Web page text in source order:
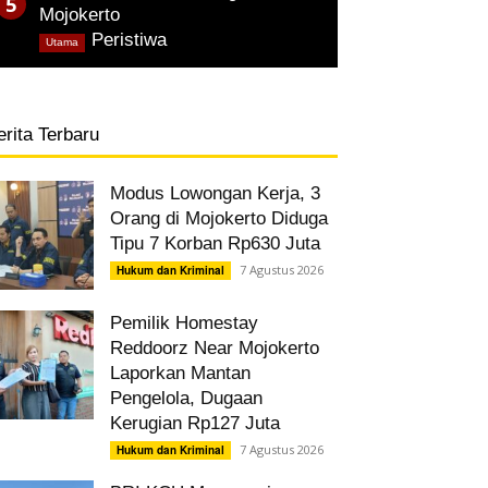
Mojokerto
Peristiwa,
Utama
Terbaru
Modus Lowongan Kerja, 3
Orang di Mojokerto Diduga
Tipu 7 Korban Rp630 Juta
Hukum dan Kriminal 7 Agustus 2026
Pemilik Homestay
Reddoorz Near Mojokerto
Laporkan Mantan
Pengelola, Dugaan
Kerugian Rp127 Juta
Hukum dan Kriminal 7 Agustus 2026